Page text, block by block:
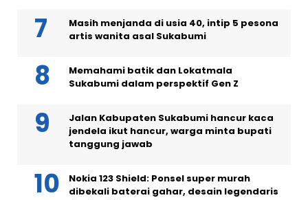
Masih menjanda di usia 40, intip 5 pesona
artis wanita asal Sukabumi
Memahami batik dan Lokatmala
Sukabumi dalam perspektif Gen Z
Jalan Kabupaten Sukabumi hancur kaca
jendela ikut hancur, warga minta bupati
tanggung jawab
Nokia 123 Shield: Ponsel super murah
dibekali baterai gahar, desain legendaris